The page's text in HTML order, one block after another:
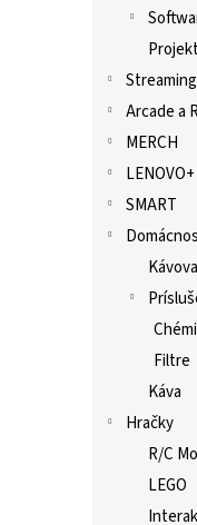
Streaming
Arcade a
MERCH
LENOVO+
SMART
Filtre
Káva
Hračky
R/C
LEGO